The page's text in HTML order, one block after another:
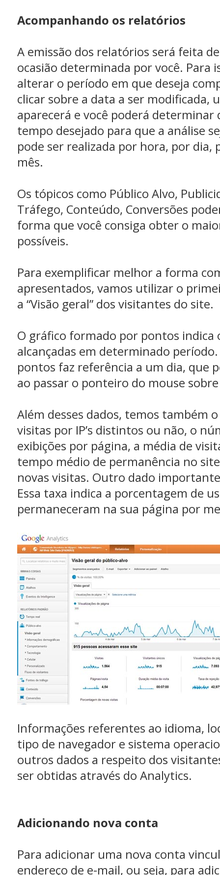
Acompanhando os relatórios
A emissão dos relatórios será feita
ocasião determinada por você. Para
alterar o período em que deseja
clicar sobre a data a ser modificada,
aparecerá e você poderá
tempo desejado para que a análise
pode ser realizada por hora, por dia,
mês.
Os tópicos como Público Alvo,
Tráfego, Conteúdo, Conversões
forma que você consiga obter o
possíveis.
Para exemplificar melhor a forma
apresentados, vamos utilizar o
a “Visão geral” dos visitantes do site.
O gráfico formado por pontos indica
alcançadas em determinado
pontos faz referência a um dia, que
ao passar o ponteiro do mouse
Além desses dados, temos também
visitas por IP’s distintos ou não, o
exibições por página, a média de
tempo médio de permanência no
novas visitas. Outro dado
Essa taxa indica a porcentagem de
permaneceram na sua página por
Informações referentes ao idioma,
tipo de navegador e sistema
outros dados a respeito dos
ser obtidas através do Analytics.
Adicionando nova conta
Para adicionar uma nova conta
endereço de e-mail, ou seja, para